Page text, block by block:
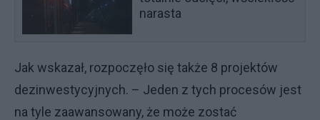
narasta
Jak wskazał, rozpoczęło się także 8 projektów
dezinwestycyjnych. – Jeden z tych procesów jest
na tyle zaawansowany, że może zostać